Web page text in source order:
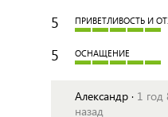
5 ПРИВЕТЛИВОСТЬ И
5 ОСНАЩЕНИЕ
Александр · 1 год
назад